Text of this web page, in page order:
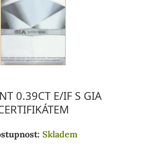
0.39CT E/IF S GIA
Skladem